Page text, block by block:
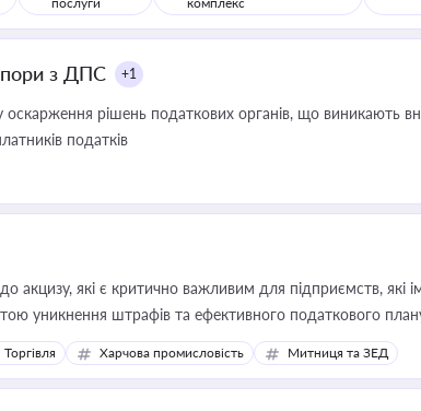
з ДПС +1
оскарження рішень податкових органів, що виникають
податків
акцизу, які є критично важливим для підприємств, які
уникнення штрафів та ефективного податкового
Торгівля Харчова промисловість Митниця та ЗЕД